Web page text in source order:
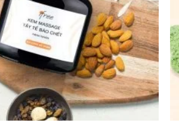
làn da.
ngày càng khỏe mạnh, tạo thành